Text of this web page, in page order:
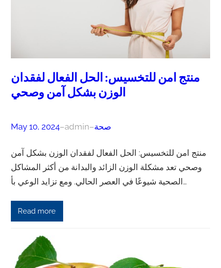
منتج امن للتخسيس: الحل الفعال لفقدان
الوزن بشكل آمن وصحي
May 10, 2024–admin–صحة
منتج امن للتخسيس: الحل الفعال لفقدان الوزن بشكل آمن
وصحي تعد مشكلة الوزن الزائد والبدانة من أكثر المشاكل
الصحية شيوعًا في العصر الحالي. ومع تزايد الوعي بأ…
Read more